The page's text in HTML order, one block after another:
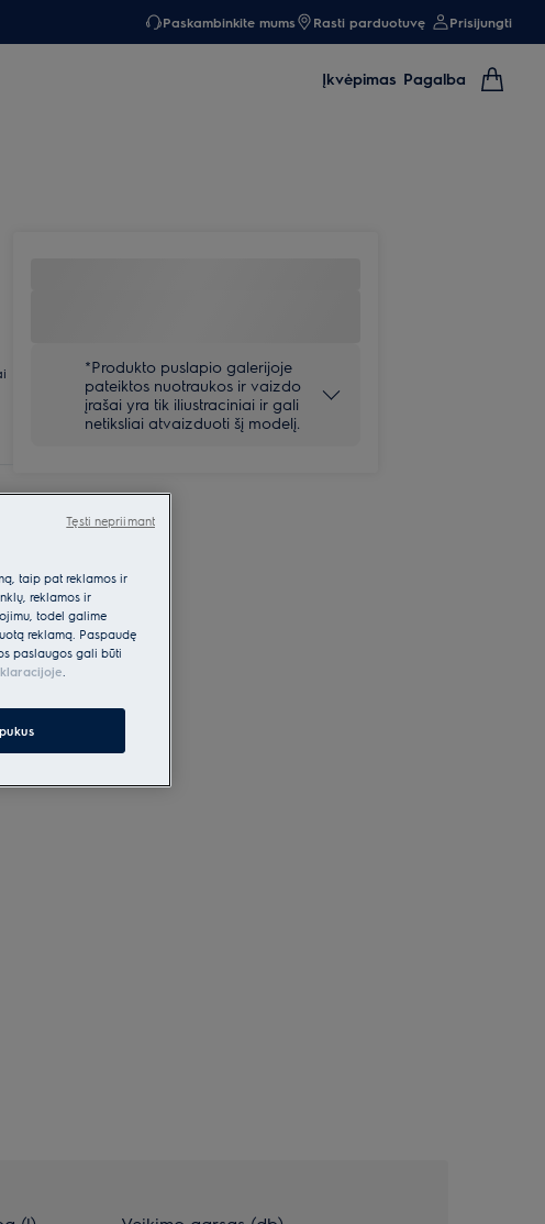
Paskambinkite mums Rasti parduotuvę Prisijungti
Įkvėpimas Pagalba
*Produkto puslapio galerijoje
pateiktos nuotraukos ir vaizdo
įrašai yra tik iliustraciniai ir gali
netiksliai atvaizduoti šį modelį.
taip pat reklamos ir
reklamos ir
todėl galime
reklamą. Paspaudę
paslaugos gali būti
.
Tęsti nepriimant